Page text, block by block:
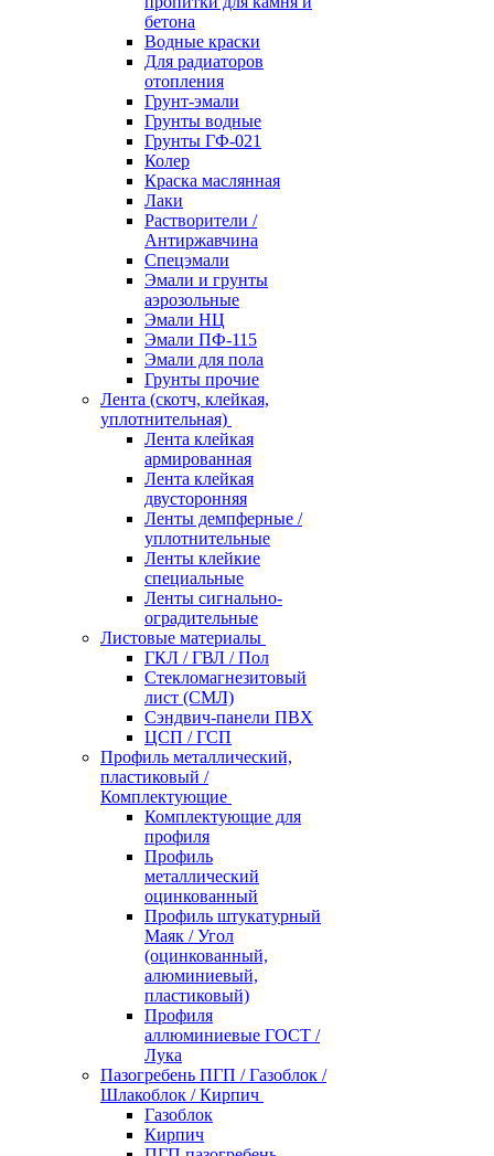
бетона
Водные краски
Для радиаторов
отопления
Грунт-эмали
Грунты водные
Грунты ГФ-021
Колер
Краска маслянная
Лаки
Растворители /
Антиржавчина
Спецэмали
Эмали и грунты
аэрозольные
Эмали НЦ
Эмали ПФ-115
Эмали для пола
Грунты прочие
Лента (скотч, клейкая,
уплотнительная)
Лента клейкая
армированная
Лента клейкая
двусторонняя
Ленты демпферные /
уплотнительные
Ленты клейкие
специальные
Ленты сигнально-
оградительные
Листовые материалы
ГКЛ / ГВЛ / Пол
Стекломагнезитовый
лист (СМЛ)
Сэндвич-панели ПВХ
ЦСП / ГСП
Профиль металлический,
пластиковый /
Комплектующие
Комплектующие для
профиля
Профиль
металлический
оцинкованный
Профиль штукатурный
Маяк / Угол
(оцинкованный,
алюминиевый,
пластиковый)
Профиля
аллюминиевые ГОСТ /
Лука
Пазогребень ПГП / Газоблок /
Шлакоблок / Кирпич
Газоблок
Кирпич